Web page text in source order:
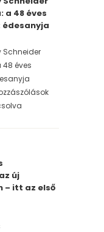
a 48 éves
Schneider
éves
új
– itt az első